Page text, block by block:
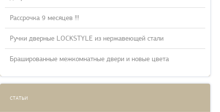
Рассрочка 9 месяцев !!!
Ручки дверные LOCKSTYLE из нержавеющей стали
Брашированные межкомнатные двери и новые цвета
СТАТЬИ